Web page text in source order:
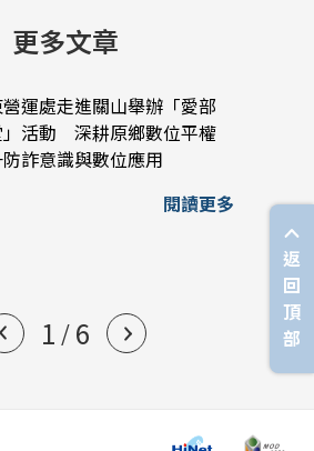
更多文章
運處走進關山舉辦「愛部
」活動 深耕原鄉數位平權
詐意識與數位應用
閱讀更多 2026/
1 / 6
返
回
頂
部